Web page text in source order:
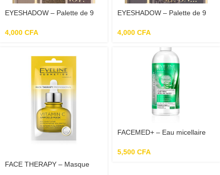
EYESHADOW – Palette de 9
4,000 CFA
EYESHADOW – Palette de 9
4,000 CFA
FACE THERAPY – Masque
FACEMED+ – Eau micellaire
5,500 CFA